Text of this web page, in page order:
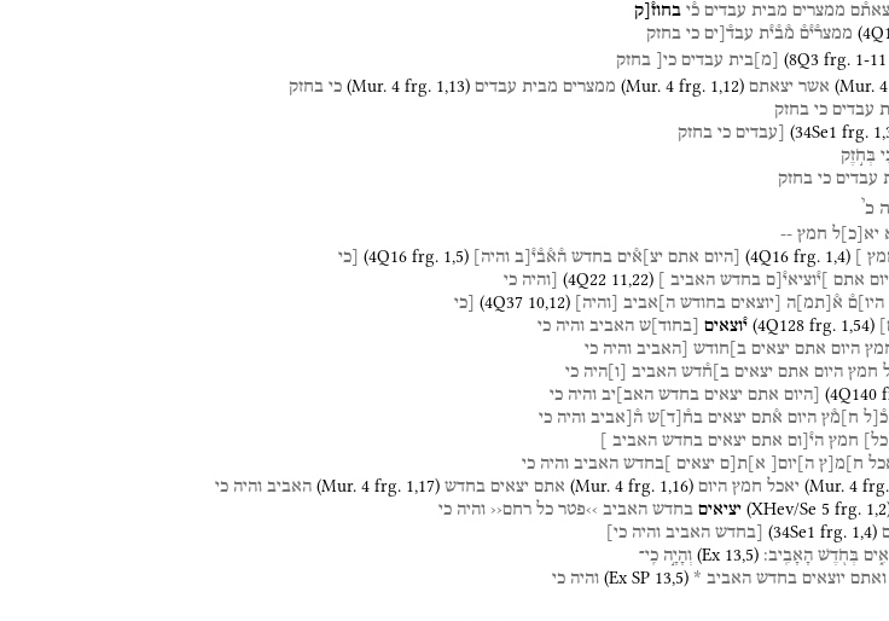
ממצרים מבית עבדים כ֯י בחוז֯[ק
( ממצר֯י֯ם֯ מ֯ב֯י֯ת עבד֯[ים כי בחזק
(8Q3 frg. 1- מ בית עבדים כי[ בחזק
(Mur. 4 אשר יצאתם (Mur. 4 frg. 1,12) ממצרים מבית עבדים (Mur. 4 frg. 1,13) כי בחזק
עבדים כי בחזק
(34Se1 frg. 1, [עבדים כי בחזק
בְּחֹ֣זֶק
עבדים כי בחזק
כי
יא כ ל חמץ --
(4Q16 frg. 1,4) [היום אתם יצ]א֯ים בחדש ה֯א֯ב֯י֯[ב והיה] (4Q16 frg. 1,5) [כי
אתם ]י֯וציאי֯[ם בחדש האביב (4Q22 11,22) [והיה כי
היו]ם֯ א֯ תמ ה [יוצאים בחודש ה]אביב והיה (4Q37 10,12) [כי
(4Q128 frg. 1,54) י֯וצאים בחוד ש האביב והיה כי
היום אתם יצאים ב]חודש [האביב והיה כי
חמץ היום אתם יצאים ב]ח֯דש האביב ו היה כי
(4Q140 [היום אתם יצאים בחדש האב]יב והיה כי
ח]מ֯ץ היום א֯תם יצאים בח֯ ד ש ה֯[אביב והיה כי
כל חמץ הי֯[ום אתם יצאים בחדש האביב
ח]מ[ץ ה]יום[ א]ת[ם יצאים ]בחדש האביב והיה כי
(Mur. 4 יאכל חמץ היום (Mur. 4 frg. 1,16) אתם יצאים בחדש (Mur. 4 frg. 1,17) האביב והיה כי
(XHev/Se 5 frg. 1,2 יציאים בחדש האביב ››פטר כל רחם‹‹ והיה כי
(34Se1 frg. 1,4) [בחדש האביב והיה כי]
בְּחֹ֖דֶשׁ הָאָבִֽיב׃ (Ex 13,5) וְהָיָ֣ה כִֽי־
ואתם יוצאים בחדש האביב *
(Ex SP 13,5) והיה כי